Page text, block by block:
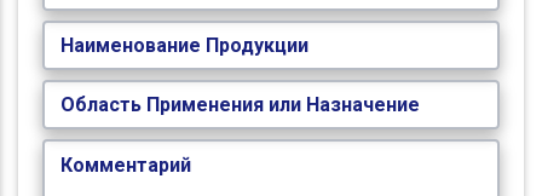
Наименование Продукции
Область Применения или Назначение
Комментарий